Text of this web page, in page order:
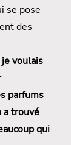
se pose
des
je voulais
parfums
a trouvé
qui